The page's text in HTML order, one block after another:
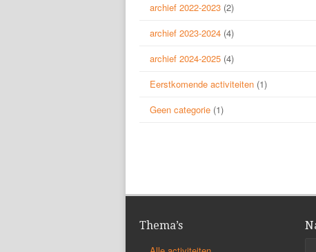
archief 2022-2023 (2)
archief 2023-2024 (4)
archief 2024-2025 (4)
Eerstkomende activiteiten (1)
Geen categorie (1)
Thema’s